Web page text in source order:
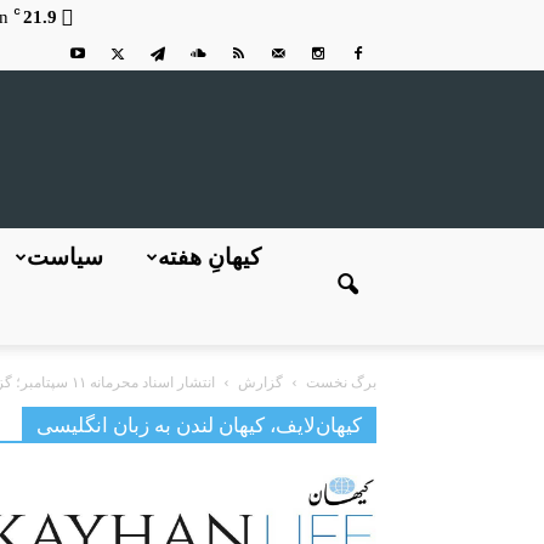
21.9
C
سیاست کیهانِ هفته
برگ نخست گزارش انتشار اسناد محرمانه ۱۱ سپتامبر؛ گزارشی با خط‌های سیاه بسیار
کیهان‌لایف، کیهان لندن به زبان انگلیسی